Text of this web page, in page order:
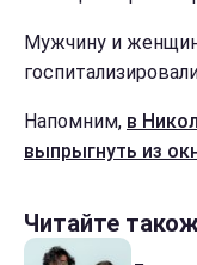
Мужчину и
Напомним, в
выпрыгнуть из
Читайте